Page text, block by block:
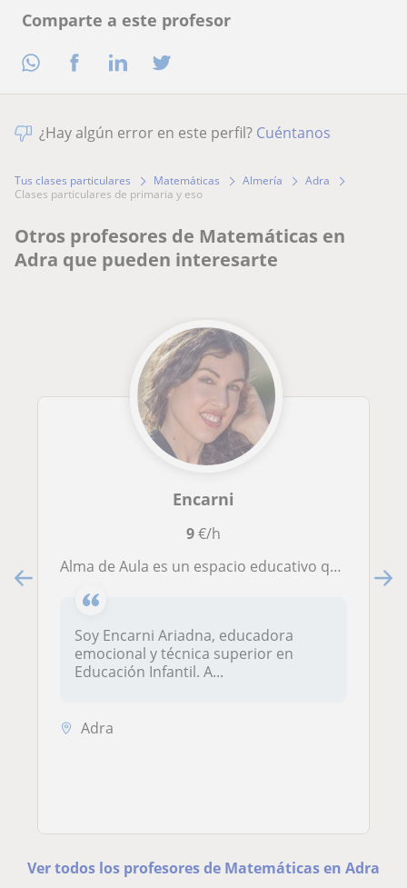
Comparte a este profesor
¿Hay algún error en este perfil? Cuéntanos
Tus clases particulares Matemáticas Almería
Adra
clases particulares de primaria y eso
Otros profesores de Matemáticas en
Adra que pueden interesarte
Encarni
9€/h
Alma de Aula es un espacio educativo que une el aprendizaje académico con el crecimiento emocional.
Soy Encarni Ariadna, educadora
emocional y técnica superior en
Educación Infantil. A...
Adra
Ver todos los profesores de Matemáticas en Adra